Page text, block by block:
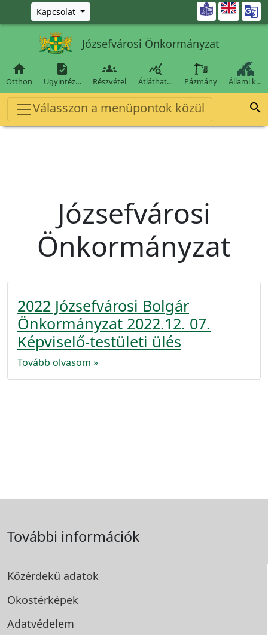
Ugrás a fő tartalomra
Kapcsolat 
Józsefvárosi Önkormányzat

Otthon

Ügyintéz…

Részvétel

Átláthat… Pázmány Állami k…
Válasszon a menüpontok közül 
Józsefvárosi
Önkormányzat
2022 Józsefvárosi Bolgár
Önkormányzat 2022.12. 07.
Képviselő-testületi ülés
Tovább olvasom »
További információk
Közérdekű adatok
Okostérképek
Adatvédelem